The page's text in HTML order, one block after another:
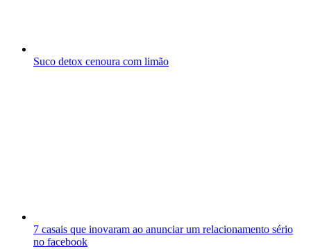
Suco detox cenoura com limão
7 casais que inovaram ao anunciar um relacionamento sério
no facebook